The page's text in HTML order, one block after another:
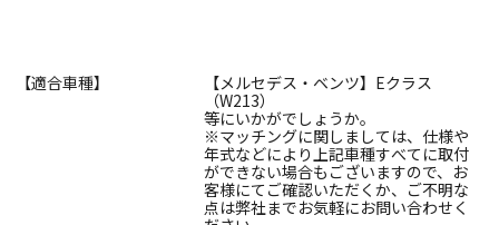
【適合車種】
【メルセデス・ベンツ】Eクラス
（W213）
等にいかがでしょうか。
※マッチングに関しましては、仕様や
年式などにより上記車種すべてに取付
ができない場合もございますので、お
客様にてご確認いただくか、ご不明な
点は弊社までお気軽にお問い合わせく